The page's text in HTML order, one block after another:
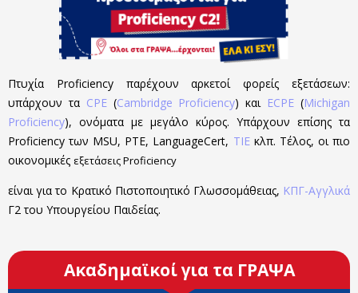
Πτυχία Proficiency παρέχουν αρκετοί φορείς εξετάσεων:
υπάρχουν τα CPE(Cambridge Proficiency) και ECPE (Michigan
Proficiency), ονόματα με μεγάλο κύρος. Υπάρχουν επίσης τα
Proficiency των MSU, PTE, LanguageCert, TIEκλπ. Τέλος, οι πιο
οικονομικές εξετάσεις Proficiency
είναι για το Κρατικό Πιστοποιητικό Γλωσσομάθειας, ΚΠΓ-Αγγλικά
Γ2 του Υπουργείου Παιδείας.
Ακαδημαϊκοί για τα ΓΡΑΨΑ